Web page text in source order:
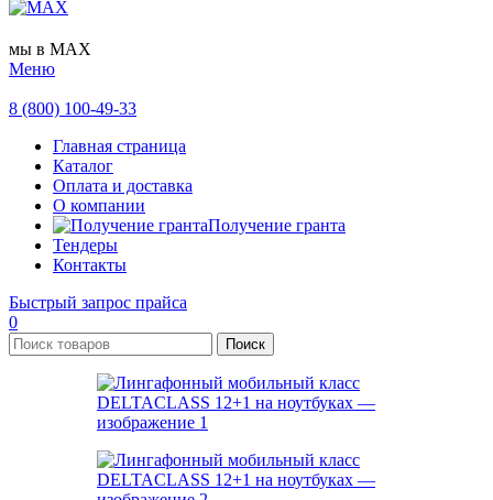
мы в MAX
Меню
8 (800) 100-49-33
Главная страница
Каталог
Оплата и доставка
О компании
Получение гранта
Тендеры
Контакты
Быстрый запрос прайса
0
Поиск